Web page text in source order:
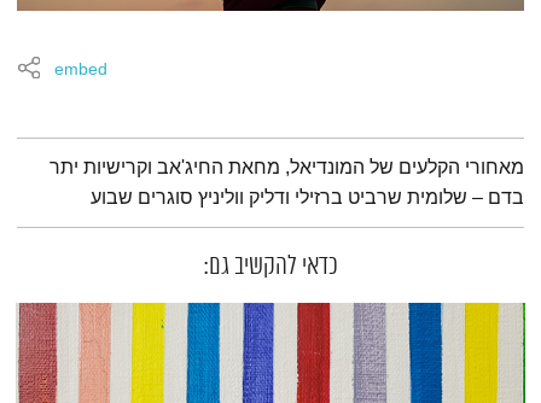
embed
תמצית הפודקאסט
מאחורי הקלעים של המונדיאל, מחאת החיג'אב וקרישיות יתר
בדם – שלומית שרביט ברזילי ודליק ווליניץ סוגרים שבוע
כדאי להקשיב גם: